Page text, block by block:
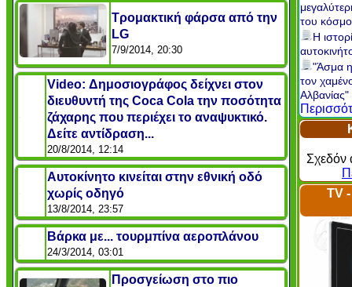
Τρομακτική φάρσα από την
LG
7/9/2014, 20:30
Video: Δημοσιογράφος δείχνει στον
διευθυντή της Coca Cola την ποσότητα
ζάχαρης που περιέχει το αναψυκτικό.
Δείτε αντίδραση...
20/8/2014, 12:14
Αυτοκίνητο κινείται στην εθνική οδό
χωρίς οδηγό
13/8/2014, 23:57
Βάρκα με... τουρμπίνα αεροπλάνου
24/3/2014, 03:01
Προσγείωση στο πιο
του
Η
"Άσμα
τον
Αλβανίας"
Σχεδόν
TV